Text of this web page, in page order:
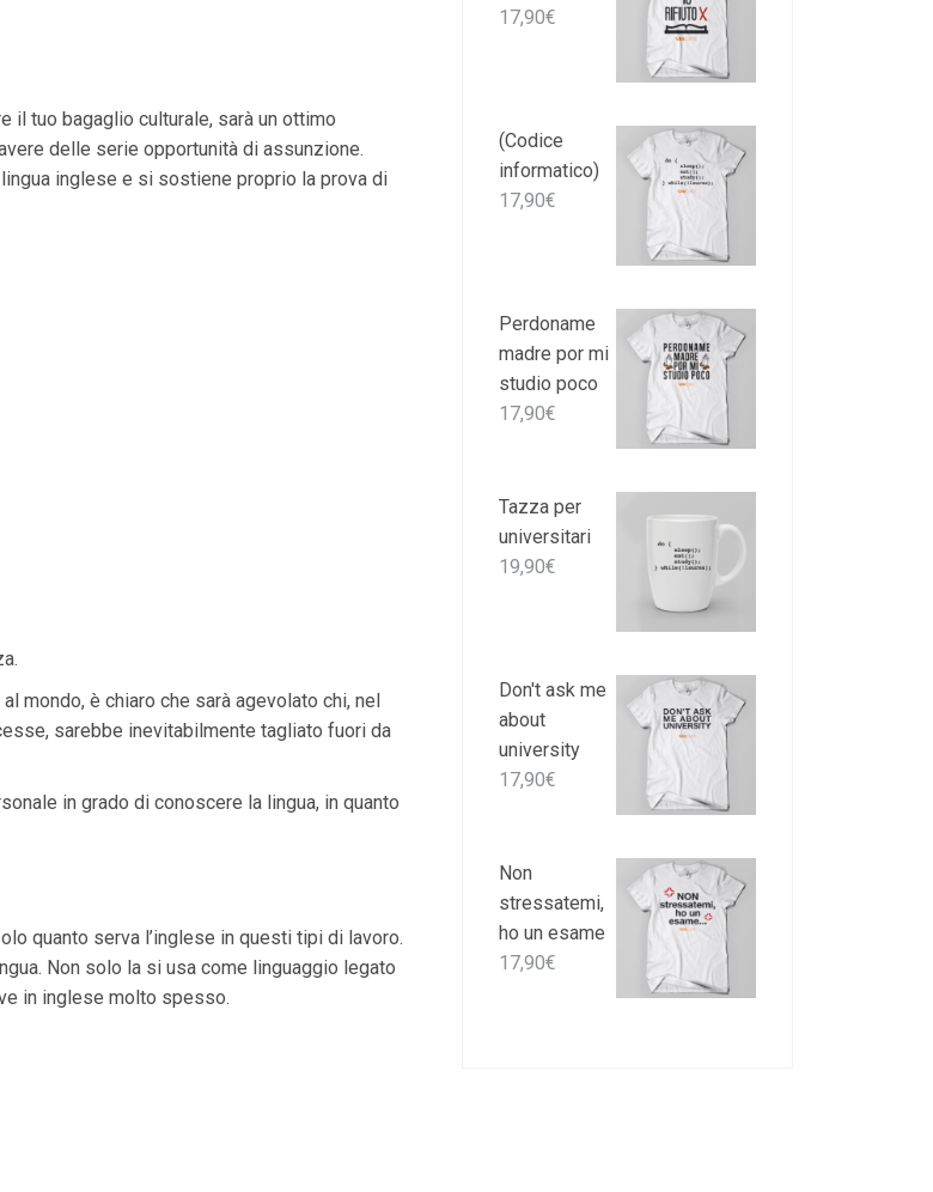
il tuo bagaglio culturale, sarà un ottimo
delle serie opportunità di assunzione.
inglese e si sostiene proprio la prova di
mondo, è chiaro che sarà agevolato chi, nel
sarebbe inevitabilmente tagliato fuori da
in grado di conoscere la lingua, in quanto
quanto serva l’inglese in questi tipi di lavoro.
Non solo la si usa come linguaggio legato
in inglese molto spesso.
17,90€
(Codice
informatico)
17,90€
Perdoname
madre por mi
studio poco
17,90€
Tazza per
universitari
19,90€
Don't ask me
about
university
17,90€
Non
stressatemi,
ho un esame
17,90€